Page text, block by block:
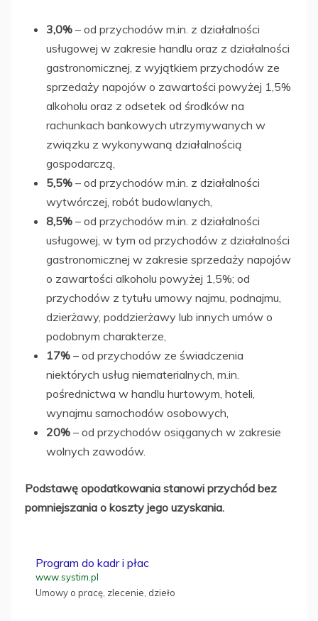
3,0% – od przychodów m.in. z działalności
usługowej w zakresie handlu oraz z działalności
gastronomicznej, z wyjątkiem przychodów ze
sprzedaży napojów o zawartości powyżej 1,5%
alkoholu oraz z odsetek od środków na
rachunkach bankowych utrzymywanych w
związku z wykonywaną działalnością
gospodarczą,
5,5% – od przychodów m.in. z działalności
wytwórczej, robót budowlanych,
8,5% – od przychodów m.in. z działalności
usługowej, w tym od przychodów z działalności
gastronomicznej w zakresie sprzedaży napojów
o zawartości alkoholu powyżej 1,5%; od
przychodów z tytułu umowy najmu, podnajmu,
dzierżawy, poddzierżawy lub innych umów o
podobnym charakterze,
17% – od przychodów ze świadczenia
niektórych usług niematerialnych, m.in.
pośrednictwa w handlu hurtowym, hoteli,
wynajmu samochodów osobowych,
20% – od przychodów osiąganych w zakresie
wolnych zawodów.
Podstawę opodatkowania stanowi przychód bez
pomniejszania o koszty jego uzyskania.
Program do kadr i płac
www.systim.pl
Umowy o pracę, zlecenie, dzieło